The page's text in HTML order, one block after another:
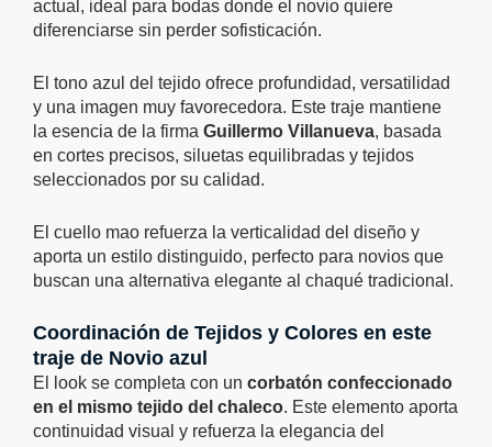
actual, ideal para bodas donde el novio quiere
diferenciarse sin perder sofisticación.
El tono azul del tejido ofrece profundidad, versatilidad
y una imagen muy favorecedora. Este traje mantiene
la esencia de la firma Guillermo Villanueva, basada
en cortes precisos, siluetas equilibradas y tejidos
seleccionados por su calidad.
El cuello mao refuerza la verticalidad del diseño y
aporta un estilo distinguido, perfecto para novios que
buscan una alternativa elegante al chaqué tradicional.
Coordinación de Tejidos y Colores en este
traje de Novio azul
El look se completa con un corbatón confeccionado
en el mismo tejido del chaleco. Este elemento aporta
continuidad visual y refuerza la elegancia del